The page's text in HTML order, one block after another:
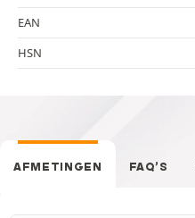
EAN
HSN
AFMETINGEN FAQ’S